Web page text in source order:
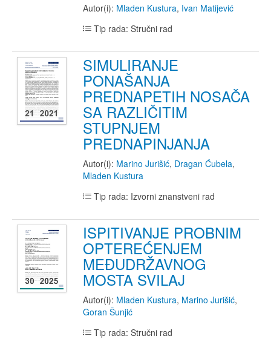
Autor(i): Mladen Kustura, Ivan Matijević
Tip rada: Stručni rad
SIMULIRANJE
PONAŠANJA
PREDNAPETIH NOSAČA
SA RAZLIČITIM
STUPNJEM
PREDNAPINJANJA
Autor(i): Marino Jurišić, Dragan Ćubela,
Mladen Kustura
Tip rada: Izvorni znanstveni rad
ISPITIVANJE PROBNIM
OPTEREĆENJEM
MEĐUDRŽAVNOG
MOSTA SVILAJ
Autor(i): Mladen Kustura, Marino Jurišić,
Goran Šunjić
Tip rada: Stručni rad